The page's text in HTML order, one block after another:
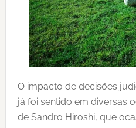
O impacto de decisões
já foi sentido em diversas
de Sandro Hiroshi, que